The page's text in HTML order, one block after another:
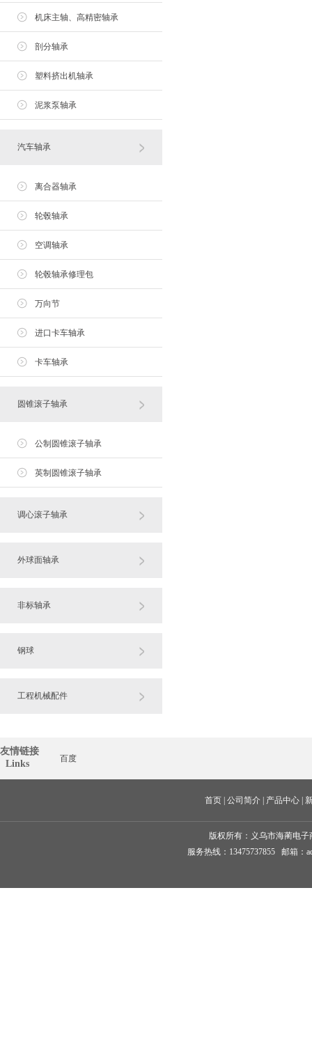
机床主轴、高精密轴承
剖分轴承
塑料挤出机轴承
泥浆泵轴承
汽车轴承
离合器轴承
轮毂轴承
空调轴承
轮毂轴承修理包
万向节
进口卡车轴承
卡车轴承
圆锥滚子轴承
公制圆锥滚子轴承
英制圆锥滚子轴承
调心滚子轴承
外球面轴承
非标轴承
钢球
工程机械配件
友情链接
  Links
百度
首页 | 公司简介 | 产品中心 |
版权所有： 义乌市海蔺电子
服务热线：13475737855 邮箱：